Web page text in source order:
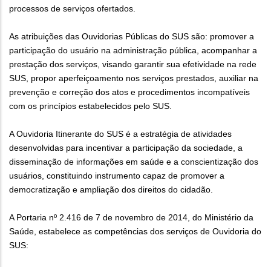
processos de serviços ofertados.
As atribuições das Ouvidorias Públicas do SUS são: promover a
participação do usuário na administração pública, acompanhar a
prestação dos serviços, visando garantir sua efetividade na rede
SUS, propor aperfeiçoamento nos serviços prestados, auxiliar na
prevenção e correção dos atos e procedimentos incompatíveis
com os princípios estabelecidos pelo SUS.
A Ouvidoria Itinerante do SUS é a estratégia de atividades
desenvolvidas para incentivar a participação da sociedade, a
disseminação de informações em saúde e a conscientização dos
usuários, constituindo instrumento capaz de promover a
democratização e ampliação dos direitos do cidadão.
A Portaria nº 2.416 de 7 de novembro de 2014, do Ministério da
Saúde, estabelece as competências dos serviços de Ouvidoria do
SUS: